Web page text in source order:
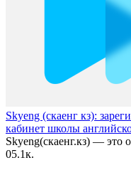
Skyeng (скаенг кз):
кабинет школы
Skyeng(скаенг.кз) — это
05.1к.